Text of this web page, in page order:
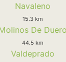
Navaleno
15.3 km
De Duero
44.5 km
Valdeprado